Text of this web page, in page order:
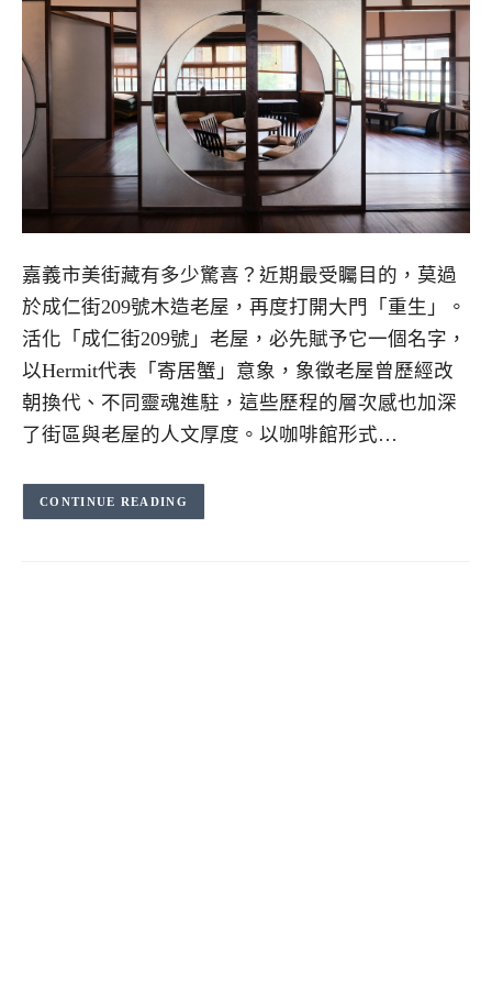
嘉義市美街藏有多少驚喜？近期最受矚目的，莫過
於成仁街209號木造老屋，再度打開大門「重生」。
活化「成仁街209號」老屋，必先賦予它一個名字，
以Hermit代表「寄居蟹」意象，象徵老屋曾歷經改
朝換代、不同靈魂進駐，這些歷程的層次感也加深
了街區與老屋的人文厚度。以咖啡館形式…
CONTINUE READING